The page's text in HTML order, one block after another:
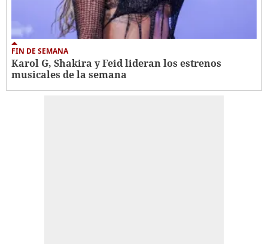
FIN DE SEMANA
Karol G, Shakira y Feid lideran los estrenos
musicales de la semana